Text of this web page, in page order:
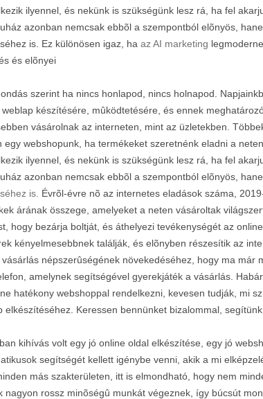
ilyennel, és nekünk is szükségünk lesz rá, ha fel
azonban nemcsak ebbõl a szempontból elõnyös,
is. Ez különösen igaz, ha az AI marketing
és elõnyei
szerint ha nincs honlapod, nincs holnapod.
készítésére, mûködtetésére, és ennek
vásárolnak az interneten, mint az üzletekben.
egy webshopunk, ha termékeket szeretnénk eladni a
ilyennel, és nekünk is szükségünk lesz rá, ha fel
azonban nemcsak ebbõl a szempontból elõnyös,
is. Évrõl-évre nõ az internetes eladások száma,
árának összege, amelyeket a neten vásároltak
hogy bezárja boltját, és áthelyezi tevékenységét az
kényelmesebbnek találják, és elõnyben részesítik az
népszerûségének növekedéséhez, hogy ma már
amelynek segítségével gyerekjáték a vásárlás.
hatékony webshoppal rendelkezni, kevesen tudják, mi
elkészítéséhez. Keressen bennünket bizalommal,
kihívás volt egy jó online oldal elkészítése, egy jó
segítségét kellett igénybe venni, akik a mi
más szakterületen, itt is elmondható, hogy nem
nagyon rossz minõségû munkát végeznek, így búcsút